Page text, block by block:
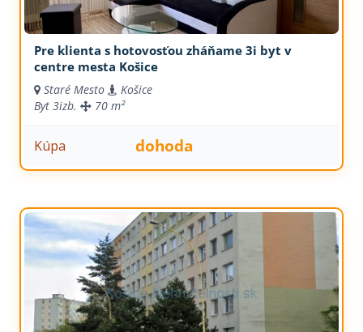
Pre klienta s hotovosťou zháňame 3i byt v
centre mesta Košice
Staré Mesto
Košice
Byt 3izb. 70 m²
Kúpa dohoda